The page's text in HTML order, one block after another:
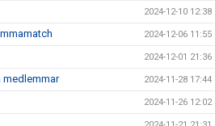
2024-12-10 12:38
2024-12-06 11:55
2024-12-01 21:36
medlemmar 2024-11-28 17:44
2024-11-26 12:02